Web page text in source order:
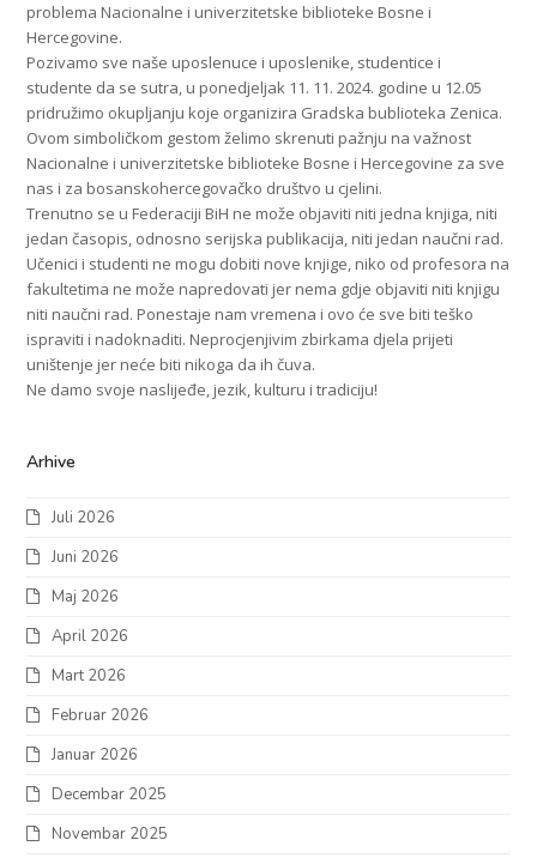
problema Nacionalne i univerzitetske biblioteke Bosne i
Hercegovine.
Pozivamo sve naše uposlenuce i uposlenike, studentice i
studente da se sutra, u ponedjeljak 11. 11. 2024. godine u 12.05
pridružimo okupljanju koje organizira Gradska bublioteka Zenica.
Ovom simboličkom gestom želimo skrenuti pažnju na važnost
Nacionalne i univerzitetske biblioteke Bosne i Hercegovine za sve
nas i za bosanskohercegovačko društvo u cjelini.
Trenutno se u Federaciji BiH ne može objaviti niti jedna knjiga, niti
jedan časopis, odnosno serijska publikacija, niti jedan naučni rad.
Učenici i studenti ne mogu dobiti nove knjige, niko od profesora na
fakultetima ne može napredovati jer nema gdje objaviti niti knjigu
niti naučni rad. Ponestaje nam vremena i ovo će sve biti teško
ispraviti i nadoknaditi. Neprocjenjivim zbirkama djela prijeti
uništenje jer neće biti nikoga da ih čuva.
Ne damo svoje naslijeđe, jezik, kulturu i tradiciju!
Arhive
Juli 2026
Juni 2026
Maj 2026
April 2026
Mart 2026
Februar 2026
Januar 2026
Decembar 2025
Novembar 2025